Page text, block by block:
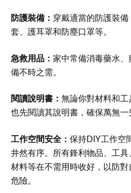
防護裝備： 穿戴適當的防護裝
套、護耳罩和防塵口罩等。
急救用品： 家中常備消毒藥水
備不時之需。
閱讀說明書：無論你對材料和
也先閱讀其說明書，確保萬無一
工作空間安全：保持DIY工作空
井然有序。所有鋒利物品、工
材料等在不需用時收好，以防
危險。